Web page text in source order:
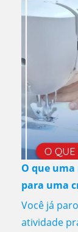
O que
para uma
Você já
atividade